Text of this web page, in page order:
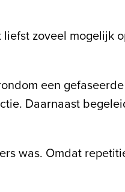
zoveel mogelijk
een
Daarnaast
was. Omdat